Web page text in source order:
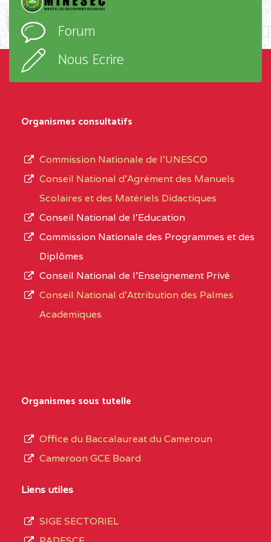
CENTRE
CEGTI ST BENOIT DE
NDOMO BP :1154
CENTRE
COLLEGE PRIVE
CATHOLIQUE JOSPEH
STINTZI BP :53 OBALA
CENTRE
COLLEGE PRIVE LAIC LE
YDE
CENTRE
CENTRE
COLLEGE ONANA
CENTRE
l’ordre
d’enseignement,
type
L’offre
d’éducation
de
du
de
Forum
Nous Ecrire
Organismes consultatifs
Commission Nationale de l’UNESCO
Conseil National d’Agrément des Manuels
Scolaires et des Matériels Didactiques
Conseil National de l’Education
Commission Nationale des Programmes et des
Diplômes
Conseil National de l’Enseignement Privé
Conseil National d'Attribution des Palmes
Academiques
Organismes sous tutelle
Office du Baccalaureat du Cameroun
Cameroon GCE Board
Liens utiles
SIGE SECTORIEL